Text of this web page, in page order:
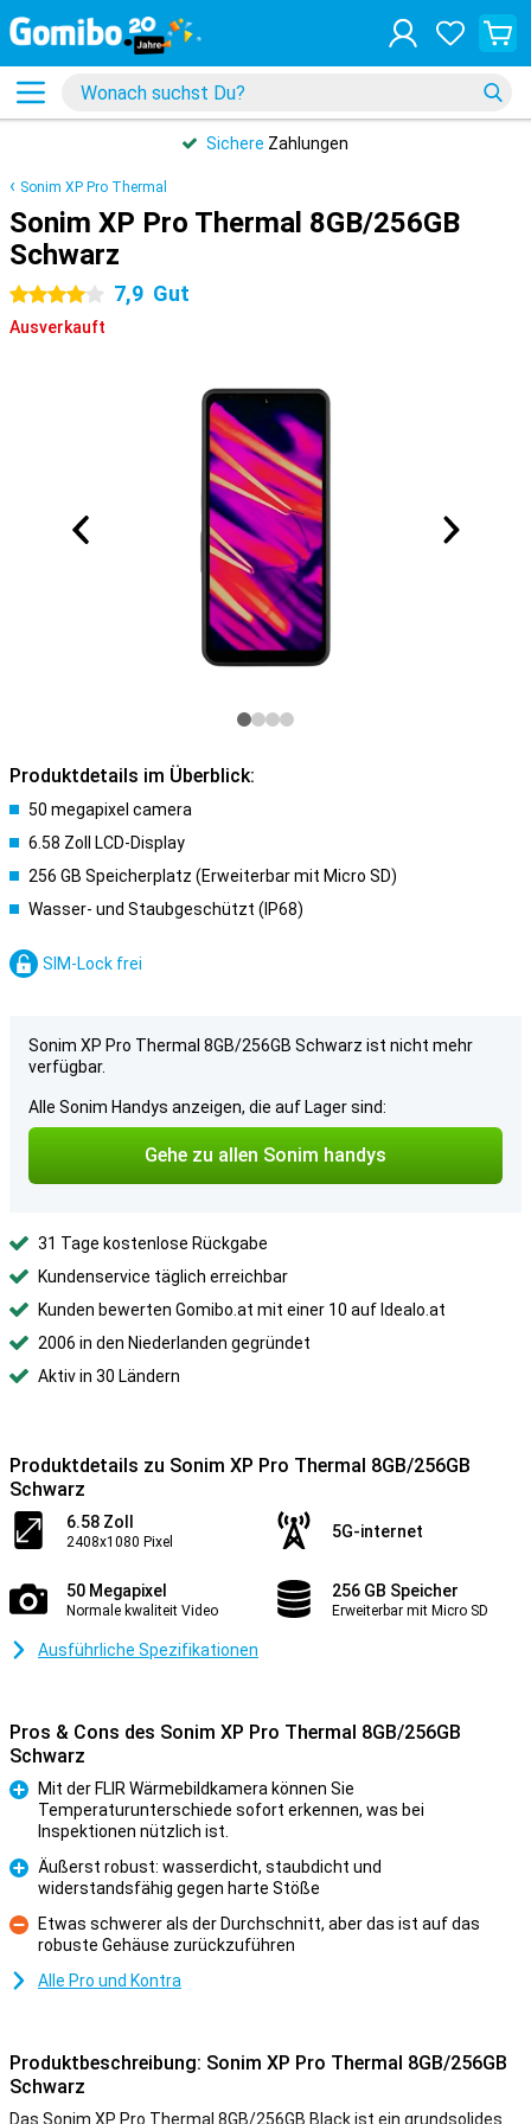
Sichere Zahlungen
Sonim XP Pro Thermal
Sonim XP Pro Thermal 8GB/256GB
Schwarz
4 Sterne 7,9 Gut
Ausverkauft
Produktdetails im Überblick:
50 megapixel camera
6.58 Zoll LCD-Display
256 GB Speicherplatz (Erweiterbar mit Micro SD)
Wasser- und Staubgeschützt (IP68)
SIM-Lock frei
Sonim XP Pro Thermal 8GB/256GB Schwarz ist nicht mehr
verfügbar.
Alle Sonim Handys anzeigen, die auf Lager sind:
Gehe zu allen Sonim handys
31 Tage kostenlose Rückgabe
Kundenservice täglich erreichbar
Kunden bewerten Gomibo.at mit einer 10 auf Idealo.at
2006 in den Niederlanden gegründet
Aktiv in 30 Ländern
Produktdetails zu Sonim XP Pro Thermal 8GB/256GB
Schwarz
6.58 Zoll
2408x1080 Pixel
5G-internet
50 Megapixel
Normale kwaliteit Video
256 GB Speicher
Erweiterbar mit Micro SD
Ausführliche Spezifikationen
Pros & Cons des Sonim XP Pro Thermal 8GB/256GB
Schwarz
Mit der FLIR Wärmebildkamera können Sie
Temperaturunterschiede sofort erkennen, was bei
Inspektionen nützlich ist.
Äußerst robust: wasserdicht, staubdicht und
widerstandsfähig gegen harte Stöße
Kontra
Etwas schwerer als der Durchschnitt, aber das ist auf das
robuste Gehäuse zurückzuführen
Alle Pro und Kontra
Produktbeschreibung: Sonim XP Pro Thermal 8GB/256GB
Schwarz
Das Sonim XP Pro Thermal 8GB/256GB Black ist ein grundsolides